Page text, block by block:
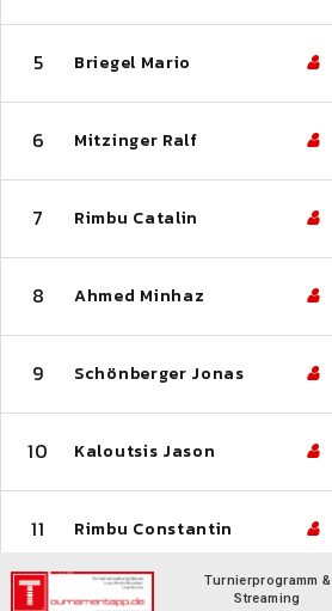
5 Briegel Mario
6 Mitzinger Ralf
7 Rimbu Catalin
8 Ahmed Minhaz
9 Schönberger Jonas
10 Kaloutsis Jason
11 Rimbu Constantin
Turnierprogramm &
Streaming